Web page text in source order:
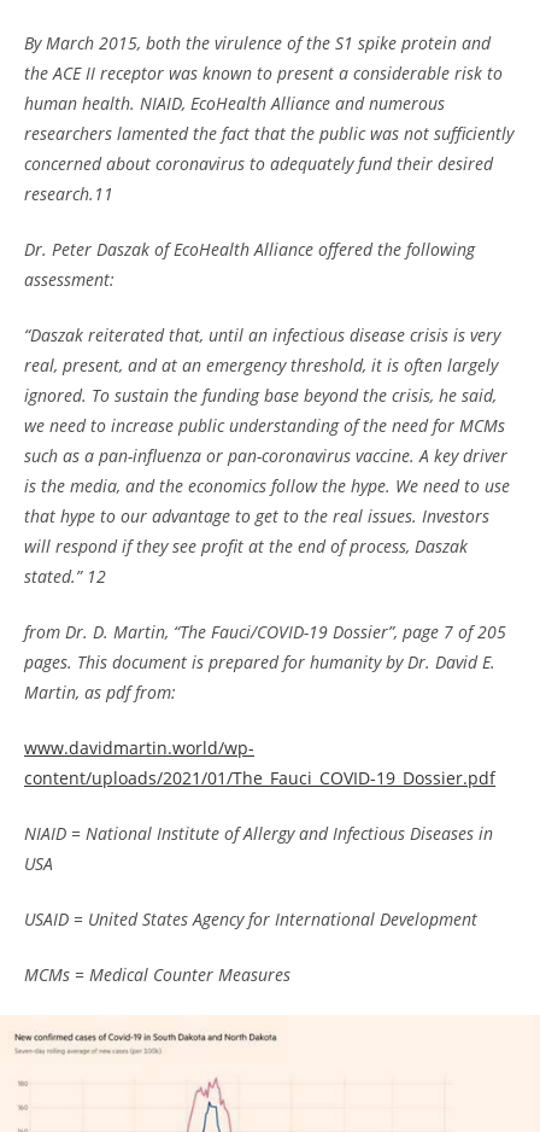
By March 2015, both the virulence of the S1 spike protein and
the ACE II receptor was known to present a considerable risk to
human health. NIAID, EcoHealth Alliance and numerous
researchers lamented the fact that the public was not sufficiently
concerned about coronavirus to adequately fund their desired
research. 11
Dr. Peter Daszak of EcoHealth Alliance offered the following
assessment:
“Daszak reiterated that, until an infectious disease crisis is very
real, present, and at an emergency threshold, it is often largely
ignored. To sustain the funding base beyond the crisis, he said,
we need to increase public understanding of the need for MCMs
such as a pan-influenza or pan-coronavirus vaccine. A key driver
is the media, and the economics follow the hype. We need to use
that hype to our advantage to get to the real issues. Investors
will respond if they see profit at the end of process, Daszak
stated.”12
from Dr. D. Martin, “The Fauci/COVID-19 Dossier”, page 7 of 205
pages. This document is prepared for humanity by Dr. David E.
Martin, as pdf from:
www.davidmartin.world/wp-
content/uploads/2021/01/The_Fauci_COVID-19_Dossier.pdf
NIAID = National Institute of Allergy and Infectious Diseases in
USA
USAID = United States Agency for International Development
MCMs = Medical Counter Measures